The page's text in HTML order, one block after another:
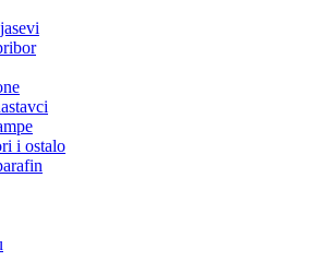
i ostalo